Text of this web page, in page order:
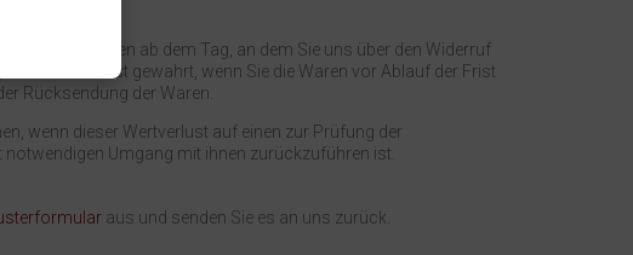
vierzehn Tagen ab dem Tag, an dem Sie uns über den Widerruf
Die Frist ist gewahrt, wenn Sie die Waren vor Ablauf der Frist
Rücksendung der Waren.
wenn dieser Wertverlust auf einen zur Prüfung der
Umgang mit ihnen zurückzuführen ist.
aus und senden Sie es an uns zurück.